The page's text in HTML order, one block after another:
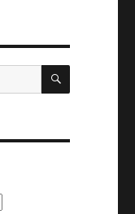
BUSCAR